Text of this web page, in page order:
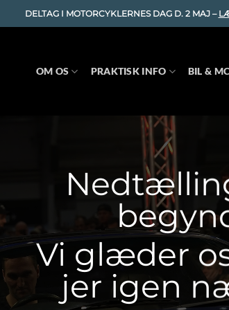
DELTAG I MOTORCYKLERNES DAG D. 2 MAJ –
OM OS PRAKTISK INFO BIL &
Vi glæder
jer igen